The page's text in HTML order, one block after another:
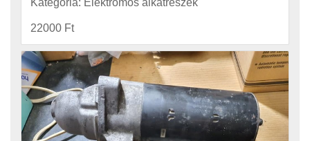
22000 Ft